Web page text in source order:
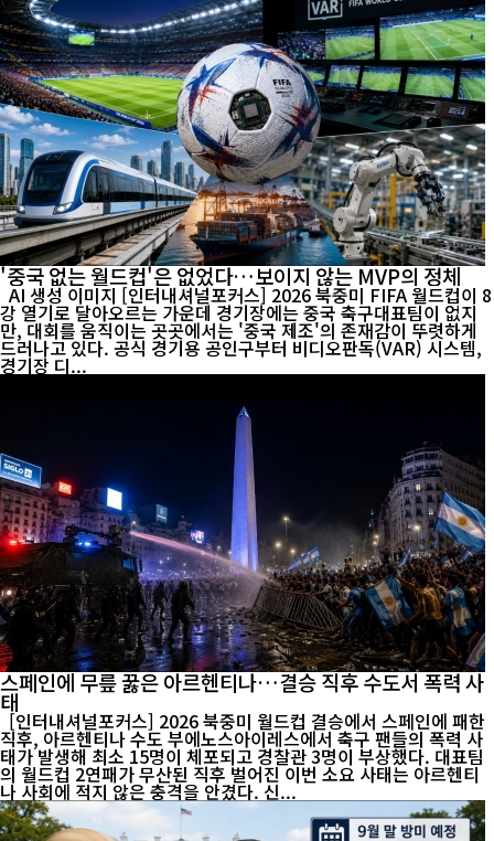
'중국 없는 월드컵'은 없었다…보이지 않는 MVP의 정체
강 열기로 달아오르는 가운데 경기장에는 중국 축구대표팀이 없지
만, 대회를 움직이는 곳곳에서는 '중국 제조'의 존재감이 뚜렷하게
드러나고 있다. 공식 경기용 공인구부터 비디오판독(VAR) 시스템,
경기장 디...
스페인에 무릎 꿇은 아르헨티나…결승 직후 수도서 폭력 사
태
[인터내셔널포커스] 2026 북중미 월드컵 결승에서 스페인에 패한
직후, 아르헨티나 수도 부에노스아이레스에서 축구 팬들의 폭력 사
태가 발생해 최소 15명이 체포되고 경찰관 3명이 부상했다. 대표팀
의 월드컵 2연패가 무산된 직후 벌어진 이번 소요 사태는 아르헨티
나 사회에 적지 않은 충격을 안겼다. 신...